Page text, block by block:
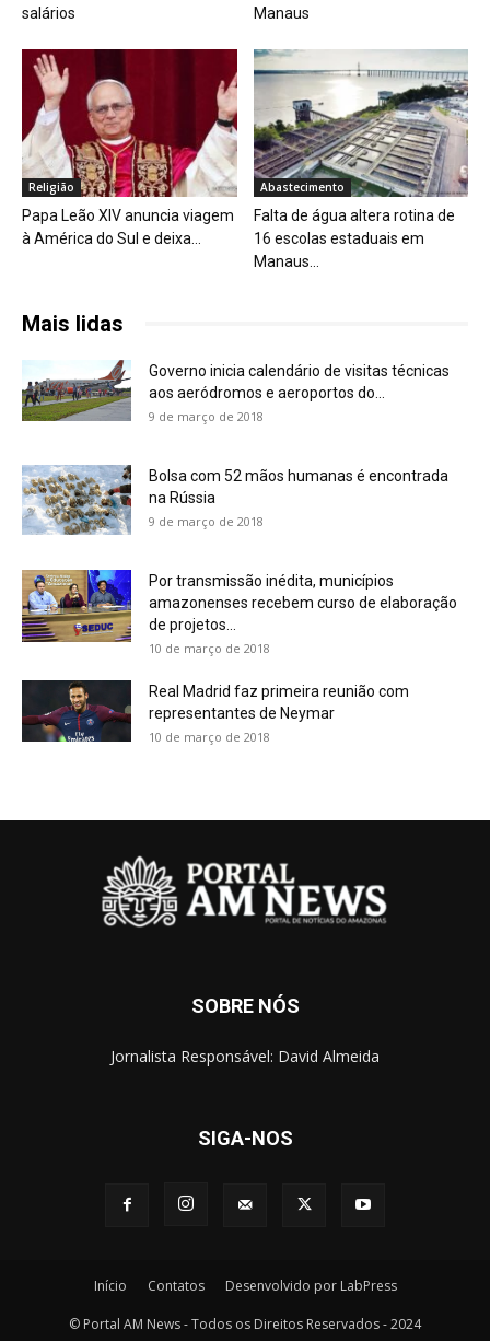
salários
Manaus
Religião
Papa Leão XIV anuncia viagem
à América do Sul e deixa...
Abastecimento
Falta de água altera rotina de
16 escolas estaduais em
Manaus...
Mais lidas
Governo inicia calendário de visitas técnicas
aos aeródromos e aeroportos do...
9 de março de 2018
Bolsa com 52 mãos humanas é encontrada
na Rússia
9 de março de 2018
Por transmissão inédita, municípios
amazonenses recebem curso de elaboração
de projetos...
10 de março de 2018
Real Madrid faz primeira reunião com
representantes de Neymar
10 de março de 2018
SOBRE NÓS
Jornalista Responsável: David Almeida
SIGA-NOS
Início Contatos Desenvolvido por LabPress
© Portal AM News - Todos os Direitos Reservados - 2024